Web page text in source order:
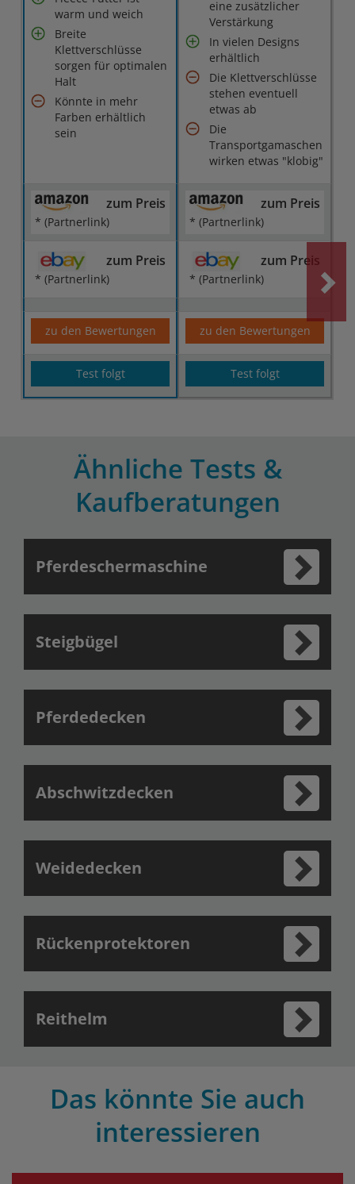
warm und weich
Breite
Klettverschlüsse
sorgen für optimalen
Halt
Könnte in mehr
Farben erhältlich
sein
eine zusätzlicher
Verstärkung
In vielen Designs
erhältlich
Die Klettverschlüsse
stehen eventuell
etwas ab
Die
Transportgamaschen
wirken etwas "klobig"
zum Preis
* (Partnerlink)
zum Preis
* (Partnerlink)
zum Preis
* (Partnerlink)
zum Preis
* (Partnerlink)
zu den Bewertungen zu den Bewertungen
Test folgt Test folgt
Ähnliche Tests &
Kaufberatungen
Pferdeschermaschine
Steigbügel
Pferdedecken
Abschwitzdecken
Weidedecken
Rückenprotektoren
Reithelm
Das könnte Sie auch
interessieren